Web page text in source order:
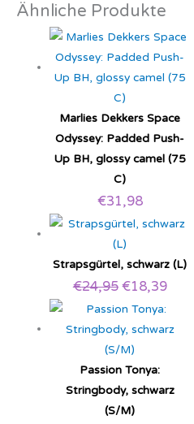
Ähnliche Produkte
Marlies Dekkers Space
Odyssey: Padded Push-
Up BH, glossy camel (75
C)
€31,98
Strapsgürtel, schwarz (L)
€24,95 €18,39
Passion Tonya:
Stringbody, schwarz
(S/M)